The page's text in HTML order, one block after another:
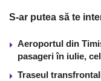
S-ar putea să te
Aeroportul din
pasageri în iulie,
Traseul